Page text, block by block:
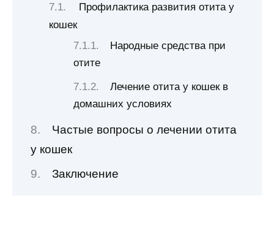
Профилактика развития отита у
кошек
Народные средства при
отите
Лечение отита у кошек в
домашних условиях
Частые вопросы о лечении отита
у кошек
Заключение